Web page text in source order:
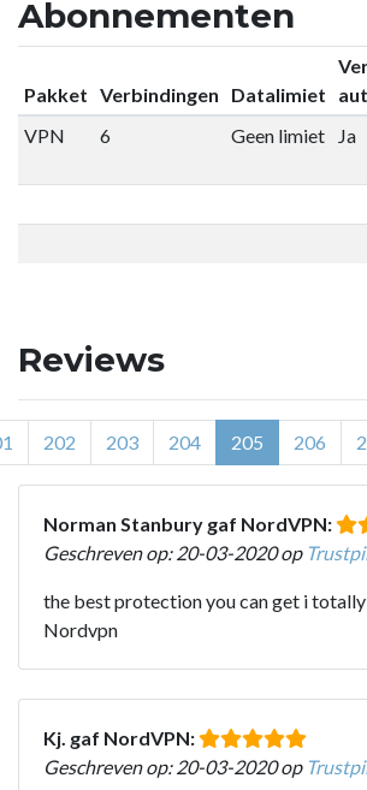
Abonnementen
Pakket Verbindingen Datalimiet
VPN
6 Geen limiet Ja
Reviews
202 203 204 205 206
Norman Stanbury gaf NordVPN:
Geschreven op: 20-03-2020 op
the best protection you can get i
Nordvpn
Kj. gaf NordVPN:
Geschreven op: 20-03-2020 op